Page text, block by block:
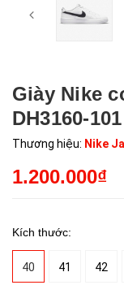
Giày Nike
DH3160-101
Thương hiệu: Nike
1.200.000₫
Kích thước:
40 41 42